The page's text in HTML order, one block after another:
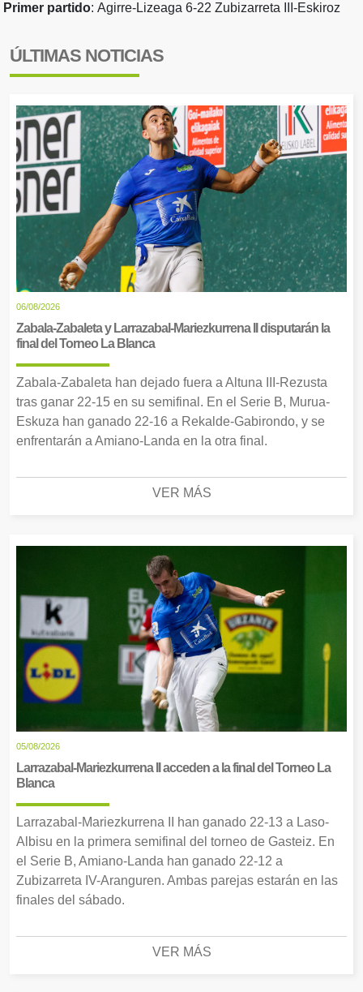
Primer partido: Agirre-Lizeaga 6-22 Zubizarreta III-Eskiroz
ÚLTIMAS NOTICIAS
06/08/2026
Zabala-Zabaleta y Larrazabal-Mariezkurrena II disputarán la
final del Torneo La Blanca
Zabala-Zabaleta han dejado fuera a Altuna III-Rezusta
tras ganar 22-15 en su semifinal. En el Serie B, Murua-
Eskuza han ganado 22-16 a Rekalde-Gabirondo, y se
enfrentarán a Amiano-Landa en la otra final.
VER MÁS
05/08/2026
Larrazabal-Mariezkurrena II acceden a la final del Torneo La
Blanca
Larrazabal-Mariezkurrena II han ganado 22-13 a Laso-
Albisu en la primera semifinal del torneo de Gasteiz. En
el Serie B, Amiano-Landa han ganado 22-12 a
Zubizarreta IV-Aranguren. Ambas parejas estarán en las
finales del sábado.
VER MÁS